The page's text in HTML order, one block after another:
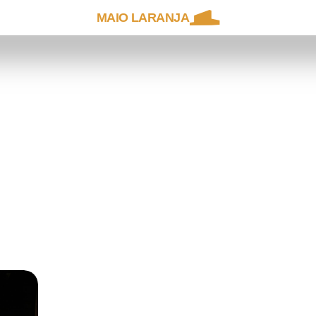
MAIO LARANJA